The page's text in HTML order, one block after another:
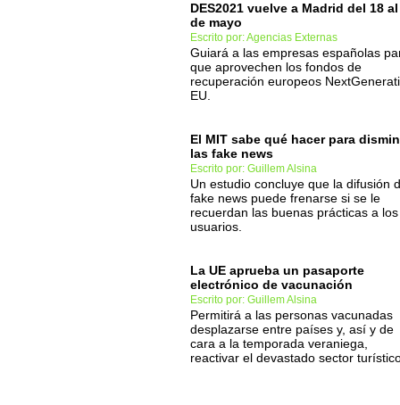
DES2021 vuelve a Madrid del 18
de mayo
Escrito por: Agencias Externas
Guiará a las empresas españolas
que aprovechen los fondos de
recuperación europeos
EU.
El MIT sabe qué hacer para
las fake news
Escrito por: Guillem Alsina
Un estudio concluye que la difusión
fake news puede frenarse si se le
recuerdan las buenas prácticas a los
usuarios.
La UE aprueba un pasaporte
electrónico de vacunación
Escrito por: Guillem Alsina
Permitirá a las personas vacunadas
desplazarse entre países y, así y de
cara a la temporada veraniega,
reactivar el devastado sector